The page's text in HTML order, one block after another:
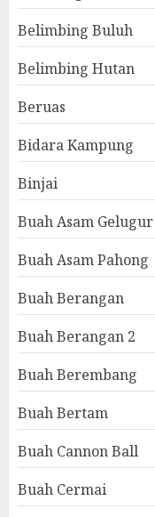
Belimbing Buluh
Belimbing Hutan
Beruas
Bidara Kampung
Binjai
Buah Asam Gelugur
Buah Asam Pahong
Buah Berangan
Buah Berangan 2
Buah Berembang
Buah Bertam
Buah Cannon Ball
Buah Cermai